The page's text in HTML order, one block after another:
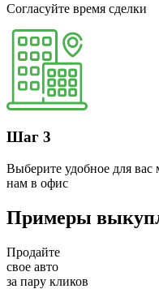
Согласуйте время сделки
Шаг 3
Выберите удобное для вас
нам в офис
Примеры
Продайте
свое авто
за пару кликов